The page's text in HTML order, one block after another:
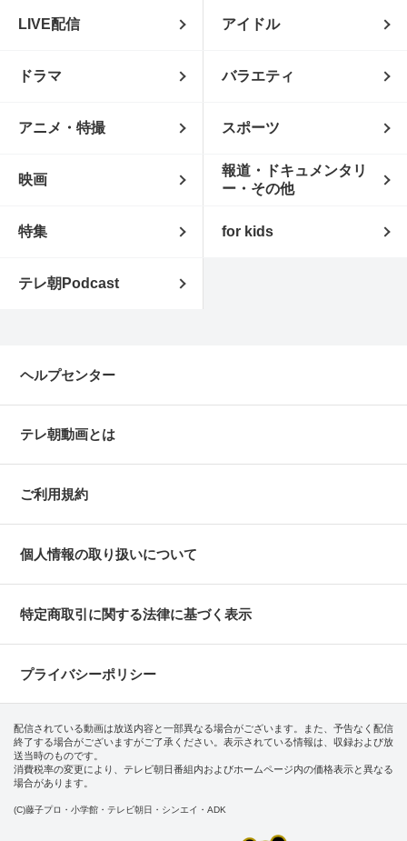
LIVE配信 アイドル
ドラマ バラエティ
アニメ・特撮 スポーツ
映画
報道・ドキュメンタリ
ー・その他
特集 for kids
テレ朝Podcast
ヘルプセンター
テレ朝動画とは
ご利用規約
個人情報の取り扱いについて
特定商取引に関する法律に基づく表示
プライバシーポリシー
配信されている動画は放送内容と一部異なる場合がございます。また、予告なく配信
終了する場合がございますがご了承ください。表示されている情報は、収録および放
送当時のものです。
消費税率の変更により、テレビ朝日番組内およびホームページ内の価格表示と異なる
場合があります。
(C)藤子プロ・小学館・テレビ朝日・シンエイ・ADK